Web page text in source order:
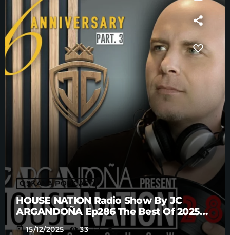
OSKANA PODCAST
HOUSE NATION Radio Show By JC
ARGANDOÑA Ep286 The Best Of 2025
Anniversary Part. 3
today 15/12/2025 33